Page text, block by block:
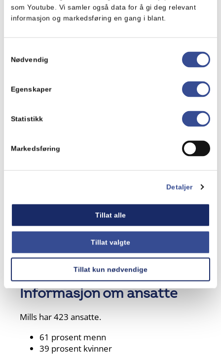
som Youtube. Vi samler også data for å gi deg relevant
informasjon og markedsføring en gang i blant.
Nødvendig
Egenskaper
Statistikk
Markedsføring
Detaljer
Tillat alle
Tillat valgte
Tillat kun nødvendige
​Vår virksomhet er forpliktet til følgende avtaler:​
Forbundet for Ledelse og Teknikk nr 198​
virksomheten:​
FLT Fredrikstad​
Informasjon om ansatte
​Mills har 423 ansatte.​
61 prosent menn​
39 prosent kvinner​